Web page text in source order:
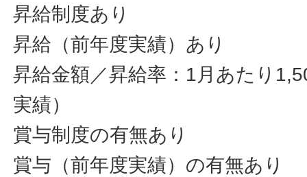
昇給制度あり
昇給（前年度実績）あり
昇給金額／昇給率：1月あたり
実績）
賞与制度の有無あり
賞与（前年度実績）の有無あり